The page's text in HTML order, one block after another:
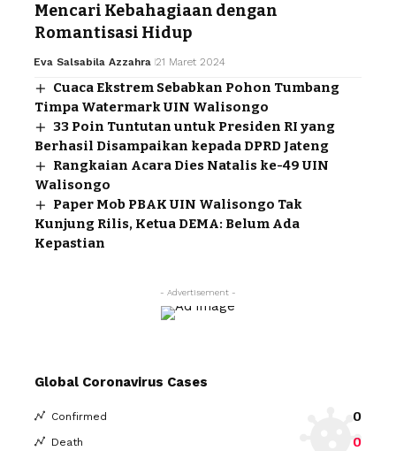
Mencari Kebahagiaan dengan
Romantisasi Hidup
Eva Salsabila Azzahra 21 Maret 2024
Cuaca Ekstrem Sebabkan Pohon Tumbang
Timpa Watermark UIN Walisongo
33 Poin Tuntutan untuk Presiden RI yang
Berhasil Disampaikan kepada DPRD Jateng
Rangkaian Acara Dies Natalis ke-49 UIN
Walisongo
Paper Mob PBAK UIN Walisongo Tak
Kunjung Rilis, Ketua DEMA: Belum Ada
Kepastian
- Advertisement -
Global Coronavirus Cases
Confirmed 0
Death 0